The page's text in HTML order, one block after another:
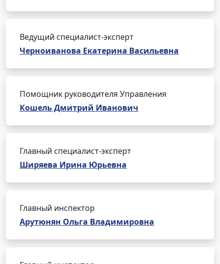
Ведущий специалист-эксперт
Черноиванова Екатерина Васильевна
Помощник руководителя Управления
Кошель Дмитрий Иванович
Главный специалист-эксперт
Ширяева Ирина Юрьевна
Главный инспектор
Арутюнян Ольга Владимировна